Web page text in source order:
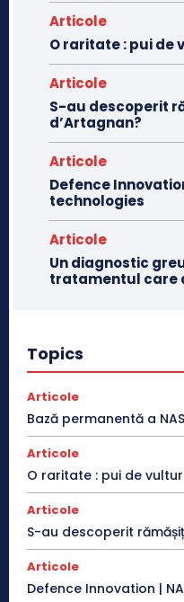
Articole
O raritate : pui de
Articole
S-au descoperit
d’Artagnan?
Articole
Defence
technologies
Articole
Un diagnostic
tratamentul care
Topics
Articole
Bază permanentă a
Articole
O raritate : pui de
Articole
S-au descoperit
Articole
Defence Innovation |